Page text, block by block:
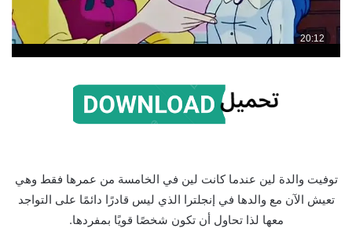
توفيت والدة لين عندما كانت لين في الخامسة من عمرها فقط وهي
تعيش الآن مع والدها في إنجلترا الذي ليس قادرًا دائمًا على التواجد
معها لذا تحاول أن تكون شخصًا قويًا بمفردها.